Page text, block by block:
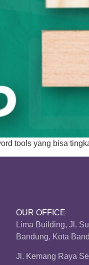
tools yang bisa
OUR OFFICE
Lima Building, Jl.
Bandung, Kota
Jl. Kemang Raya